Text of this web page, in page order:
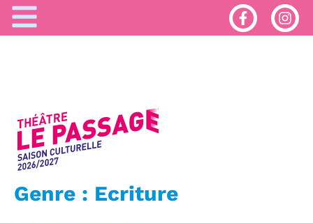
Genre : Ecriture